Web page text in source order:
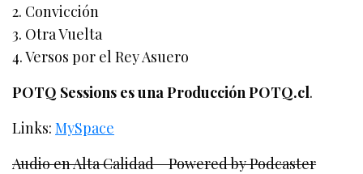
2. Convicción
3. Otra Vuelta
4. Versos por el Rey Asuero
POTQ Sessions es una Producción POTQ.cl.
Links:MySpace
Audio en Alta Calidad – Powered by Podcaster